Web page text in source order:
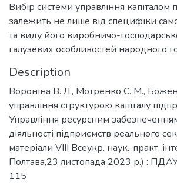
Вибір системи управління капіталом
залежить не лише від специфіки
та виду його виробничо-
галузевих особливостей народного
Description
Вороніна В. Л., Мотренко С. М.,
управління структурою капіталу
Управління ресурсним
діяльності підприємств реального
матеріали VІІІ Всеукр. наук.-практ.
Полтава,23 листопада 2023 р.) :
115